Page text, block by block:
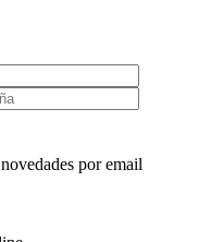
por email